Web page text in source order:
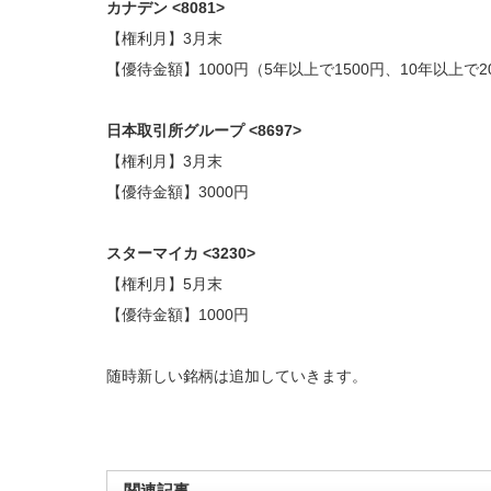
カナデン <8081>
【権利月】3月末
【優待金額】1000円（5年以上で1500円、10年以上で
日本取引所グループ <8697>
【権利月】3月末
【優待金額】3000円
スターマイカ <3230>
【権利月】5月末
【優待金額】1000円
随時新しい銘柄は追加していきます。